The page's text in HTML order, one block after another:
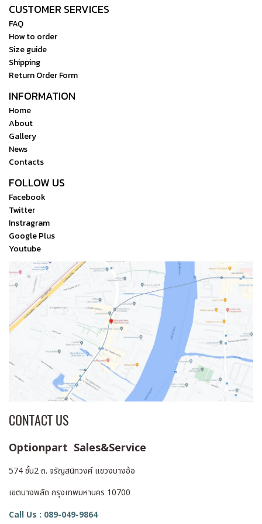
CUSTOMER SERVICES
FAQ
How to order
Size guide
Shipping
Return Order Form
INFORMATION
Home
About
Gallery
News
Contacts
FOLLOW US
Facebook
Twitter
Instragram
Google Plus
Youtube
CONTACT US
Optionpart Sales&Service
574 ชั้น2 ถ. จรัญสนิทวงศ์ แขวงบางอ้อ
เขตบางพลัด กรุงเทพมหานคร 10700
Call Us : 089-049-9864